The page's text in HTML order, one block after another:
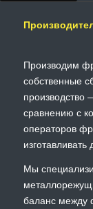
Производим
собственные
производство
сравнению с
операторов
Мы
баланс между